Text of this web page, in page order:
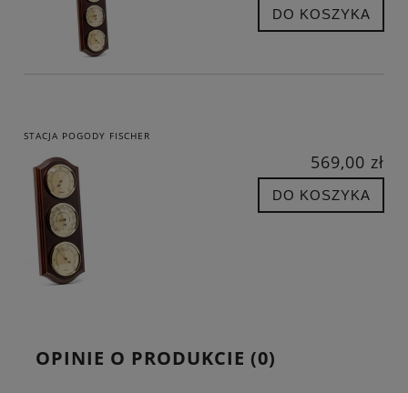
DO KOSZYKA
STACJA POGODY FISCHER
569,00 zł
DO KOSZYKA
OPINIE O PRODUKCIE (0)